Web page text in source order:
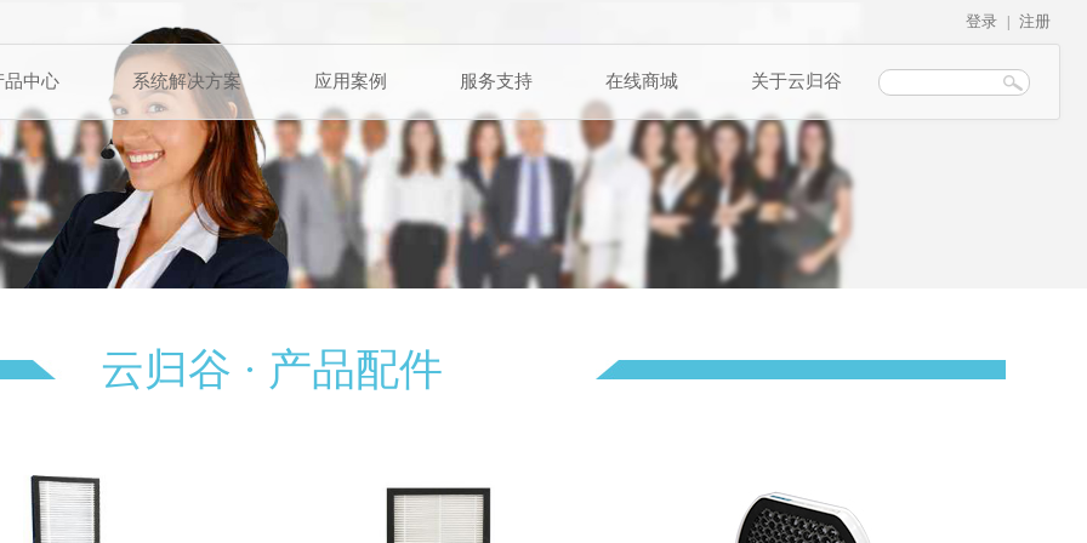
登录 注册
品中心 系统解决方案 应用案例 服务支持 在线商城 关于云归谷
云归谷 · 产品配件